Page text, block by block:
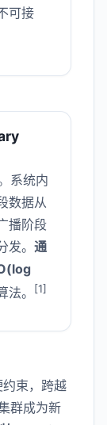
可接
系统内
数据从
播阶段
。 通
。 [1]
束，跨越
群成为新